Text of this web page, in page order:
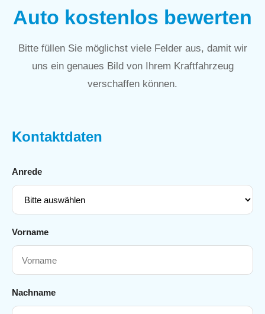
Auto kostenlos bewerten
Bitte füllen Sie möglichst viele Felder aus, damit wir
uns ein genaues Bild von Ihrem Kraftfahrzeug
verschaffen können.
Kontaktdaten
Anrede
Vorname
Nachname